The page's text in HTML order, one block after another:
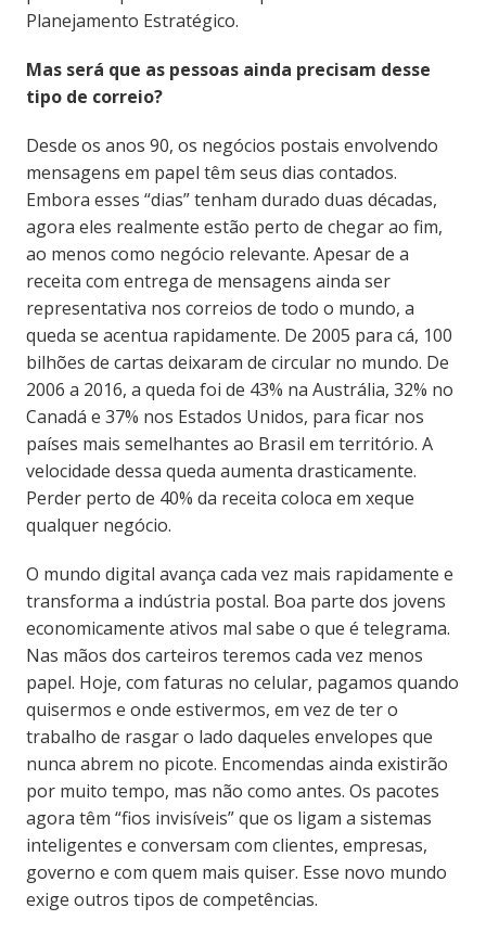
Planejamento Estratégico.
Mas será que as pessoas ainda precisam desse
tipo de correio?
Desde os anos 90, os negócios postais envolvendo
mensagens em papel têm seus dias contados.
Embora esses “dias” tenham durado duas décadas,
agora eles realmente estão perto de chegar ao fim,
ao menos como negócio relevante. Apesar de a
receita com entrega de mensagens ainda ser
representativa nos correios de todo o mundo, a
queda se acentua rapidamente. De 2005 para cá, 100
bilhões de cartas deixaram de circular no mundo. De
2006 a 2016, a queda foi de 43% na Austrália, 32% no
Canadá e 37% nos Estados Unidos, para ficar nos
países mais semelhantes ao Brasil em território. A
velocidade dessa queda aumenta drasticamente.
Perder perto de 40% da receita coloca em xeque
qualquer negócio.
O mundo digital avança cada vez mais rapidamente e
transforma a indústria postal. Boa parte dos jovens
economicamente ativos mal sabe o que é telegrama.
Nas mãos dos carteiros teremos cada vez menos
papel. Hoje, com faturas no celular, pagamos quando
quisermos e onde estivermos, em vez de ter o
trabalho de rasgar o lado daqueles envelopes que
nunca abrem no picote. Encomendas ainda existirão
por muito tempo, mas não como antes. Os pacotes
agora têm “fios invisíveis” que os ligam a sistemas
inteligentes e conversam com clientes, empresas,
governo e com quem mais quiser. Esse novo mundo
exige outros tipos de competências.